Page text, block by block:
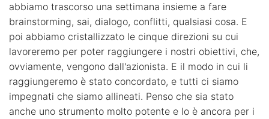
abbiamo trascorso una settimana insieme a fare
brainstorming, sai, dialogo, conflitti, qualsiasi cosa. E
poi abbiamo cristallizzato le cinque direzioni su cui
lavoreremo per poter raggiungere i nostri obiettivi, che,
ovviamente, vengono dall'azionista. E il modo in cui li
raggiungeremo è stato concordato, e tutti ci siamo
impegnati che siamo allineati. Penso che sia stato
anche uno strumento molto potente e lo è ancora per i